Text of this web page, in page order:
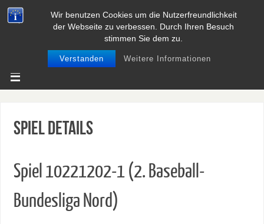
Wir benutzen Cookies um die Nutzerfreundlichkeit
der Webseite zu verbessen. Durch Ihren Besuch
stimmen Sie dem zu.
Verstanden Weitere Informationen
BASEBALL UND SOFTBALL IN
NIEDERSACHSEN
Spiel Details
Spiel 10221202-1 (2. Baseball-
Bundesliga Nord)